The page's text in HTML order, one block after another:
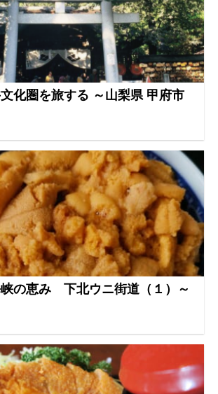
化圏を旅する ～山梨県 甲府市
の恵み 下北ウニ街道（１）～